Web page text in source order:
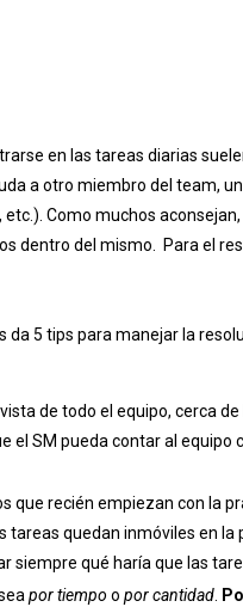
en las tareas diarias
a otro miembro del team,
Como muchos
dentro del mismo. Para el
da 5 tips para manejar la
de todo el equipo, cerca
el SM pueda contar al
que recién empiezan con la
tareas quedan inmóviles en
siempre qué haría que las
por tiempo o por cantidad.